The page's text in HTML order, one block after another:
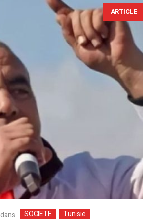
ARTICLE
dans SOCIETE Tunisie